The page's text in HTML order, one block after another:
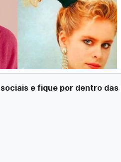
e fique por dentro